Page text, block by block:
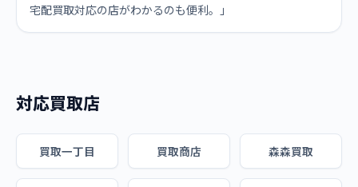
宅配買取対応の店がわかるのも便利。」
対応買取店
買取一丁目 買取商店 森森買取